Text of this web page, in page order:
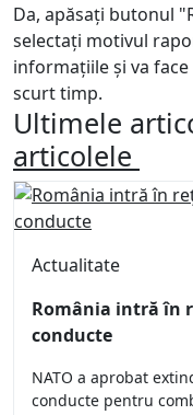
Da, apăsați butonul
selectați motivul
informațiile și va
scurt timp.
Ultimele
articolele
Actualitate
România intră în
conducte
NATO a aprobat
conducte pentru